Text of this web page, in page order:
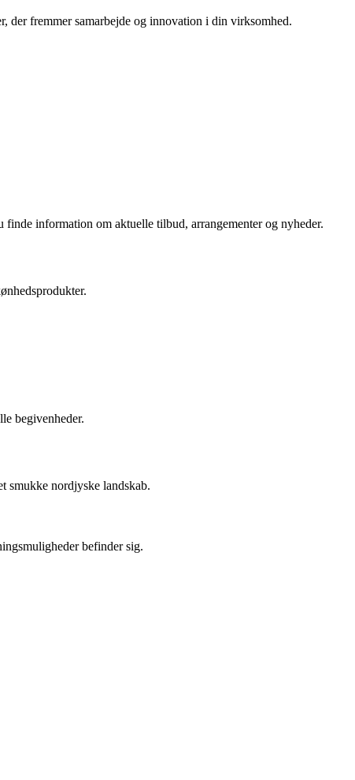
fremmer samarbejde og innovation i din virksomhed.
information om aktuelle tilbud, arrangementer og nyheder.
begivenheder.
smukke nordjyske landskab.
befinder sig.